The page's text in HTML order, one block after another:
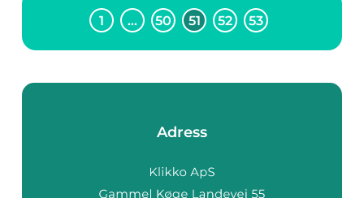
1 … 50 51 52 53
Adress